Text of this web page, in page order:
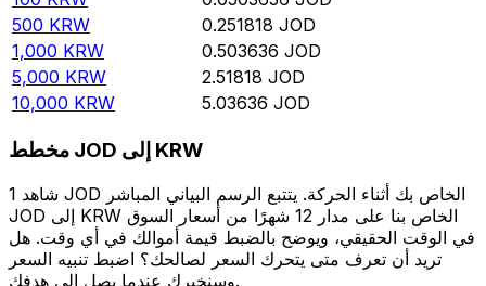
500 KRW 0.251818 JOD
1,000 KRW 0.503636 JOD
5,000 KRW 2.51818 JOD
10,000 KRW 5.03636 JOD
مخطط JOD إلى KRW
شاهد 1 JOD الخاص بك أثناء الحركة. يتتبع الرسم البياني المباشر
JOD إلى KRW الخاص بنا على مدار 12 شهرًا من أسعار السوق
في الوقت الحقيقي، ويوضح بالضبط قيمة أموالك في أي وقت. هل
تريد أن تعرف متى يتحرك السعر لصالحك؟ اضبط تنبيه السعر
وسنخبرك عندما يصل إلى هدفك.